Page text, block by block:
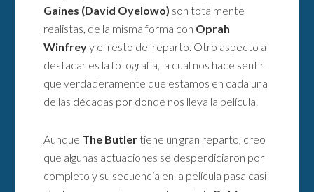
Gaines (David Oyelowo) son totalmente
realistas, de la misma forma con Oprah
Winfreyy el resto del reparto. Otro aspecto a
destacar es la fotografía, la cual nos hace sentir
que verdaderamente que estamos en cada una
de las décadas por donde nos lleva la película.
Aunque The Butler tiene un gran reparto, creo
que algunas actuaciones se desperdiciaron por
completo y su secuencia en la película pasa casi